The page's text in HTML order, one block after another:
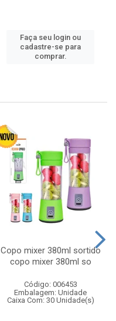
Faça seu login ou
cadastre-se para
comprar.
Copo mixer 380ml sortido
copo mixer 380ml so
Código: 006453
Embalagem: Unidade
Caixa Com: 30 Unidade(s)